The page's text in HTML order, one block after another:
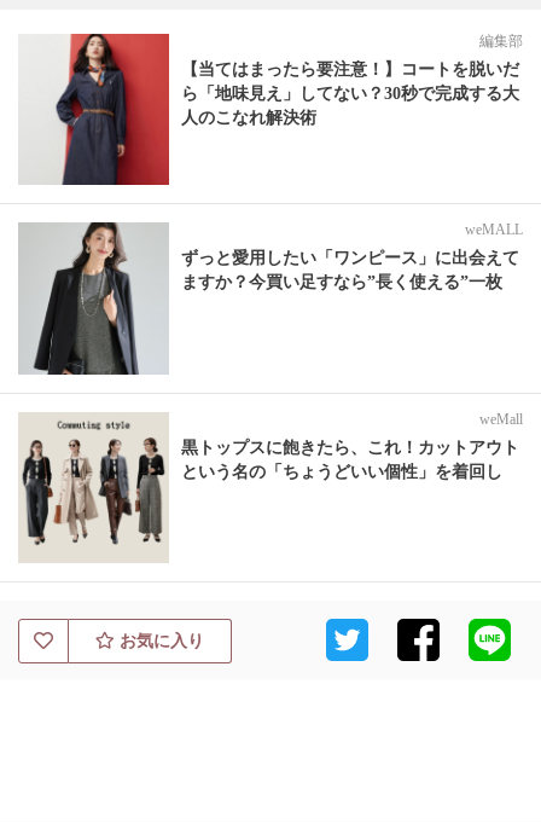
編集部
【当てはまったら要注意！】コートを脱いだ
ら「地味見え」してない？30秒で完成する大
人のこなれ解決術
weMALL
ずっと愛用したい「ワンピース」に出会えて
ますか？今買い足すなら”長く使える”一枚
weMall
黒トップスに飽きたら、これ！カットアウト
という名の「ちょうどいい個性」を着回し
お気に入り